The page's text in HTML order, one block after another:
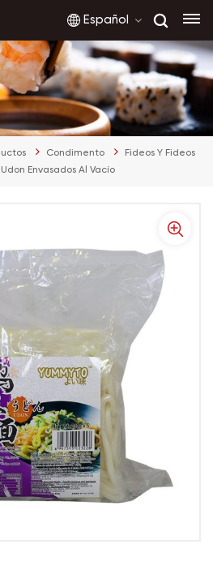
Español
English
français
русский
Condimento
Fideos Y Fideos
Udon Envasados Al Vacío